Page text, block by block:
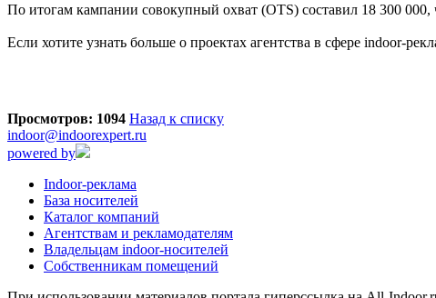
По итогам кампании совокупный охват (OTS) составил 18 300 000,
Если хотите узнать больше о проектах агентства в сфере indoor-
Просмотров: 1094 Назад к списку
indoor@indoorexpert.ru
powered by
Indoor-реклама
База носителей
Каталог компаний
Агентствам и рекламодателям
Владельцам indoor-носителей
Собственникам помещений